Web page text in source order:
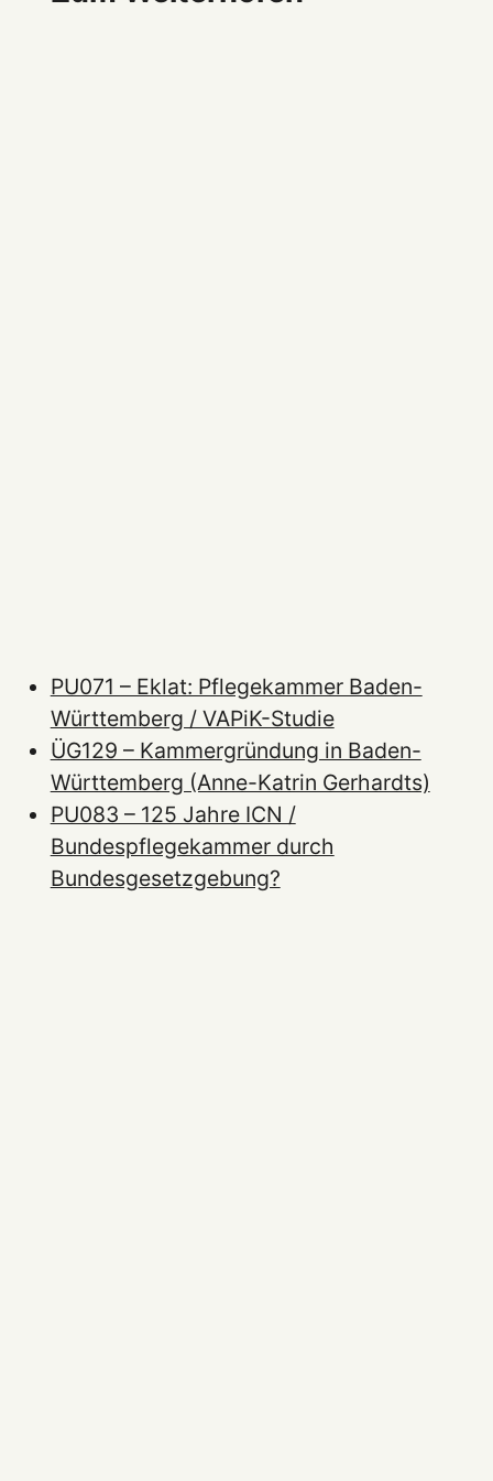
PU071 – Eklat: Pflegekammer Baden-
Württemberg / VAPiK-Studie
ÜG129 – Kammergründung in Baden-
Württemberg (Anne-Katrin Gerhardts)
PU083 – 125 Jahre ICN /
Bundespflegekammer durch
Bundesgesetzgebung?